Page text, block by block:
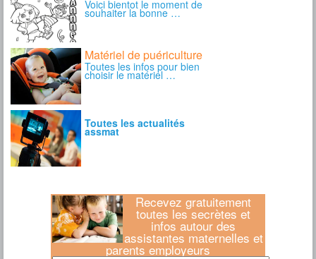
Recevez gratuitement
toutes les secrètes et
infos autour des
assistantes maternelles et
parents employeurs